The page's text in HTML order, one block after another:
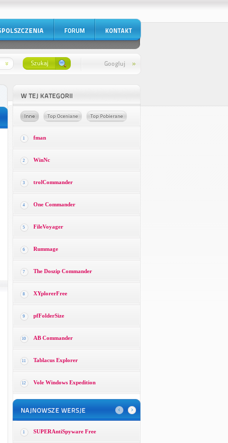
1 fman
2 WinNc
3 trolCommander
4 One Commander
5 FileVoyager
6 Rummage
7 The Doszip Commander
8 XYplorerFree
9 pfFolderSize
10 AB Commander
11 Tablacus Explorer
12 Vole Windows Expedition
1 SUPERAntiSpyware Free